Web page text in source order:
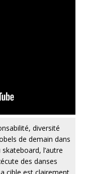
diversité
de demain dans
l’autre
des danses